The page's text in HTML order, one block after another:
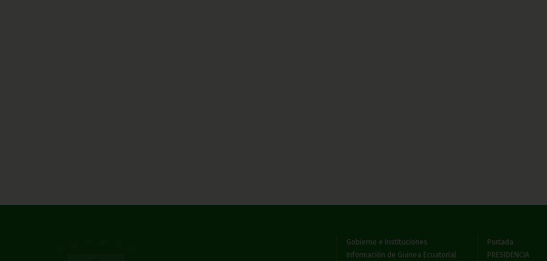
Gobierno e Instituciones
Información de Guinea Ecuatorial
Portada
PRESIDENCIA